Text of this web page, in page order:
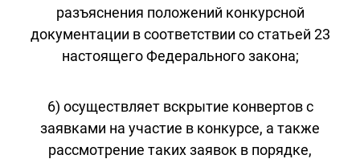
разъяснения положений конкурсной
документации в соответствии со статьей 23
настоящего Федерального закона;
6) осуществляет вскрытие конвертов с
заявками на участие в конкурсе, а также
рассмотрение таких заявок в порядке,